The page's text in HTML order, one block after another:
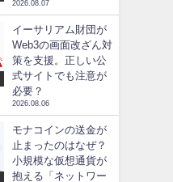
2026.08.07
イーサリアム財団が
Web3の画面改ざん対
策を支援。正しい公
式サイトでも注意が
必要？
2026.08.06
モナコインの送金が
止まったのはなぜ？
小規模な仮想通貨が
抱える「ネットワー